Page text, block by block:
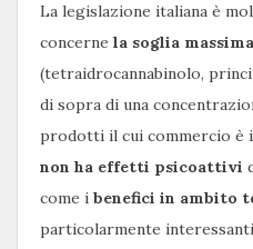
La legislazione italiana è
concerne la soglia
(tetraidrocannabinolo,
di sopra di una
prodotti il cui commercio è
non ha effetti psicoattivi
come i benefici in ambito
particolarmente